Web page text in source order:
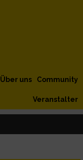
Community
Über uns
Veranstalter